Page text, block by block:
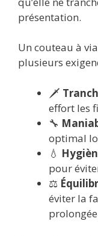
présentation.
Un couteau à
plusieurs
🗡️
effort les
🔧
optimal
💧
pour
⚖️
éviter la